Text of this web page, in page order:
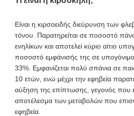
Είναι η κιρσοειδής διεύρυνση των
τόνου. Παρατηρείται σε ποσοστό
ενηλίκων και αποτελεί κύριο αίτιο
ποσοστό εμφάνισής της σε
33%. Εμφανίζεται πολύ σπάνια σε
10 ετών, ενώ μέχρι την εφηβεία
αύξηση της επίπτωσης, γεγονός που
αποτέλεσμα των μεταβολών που
εφηβεία.